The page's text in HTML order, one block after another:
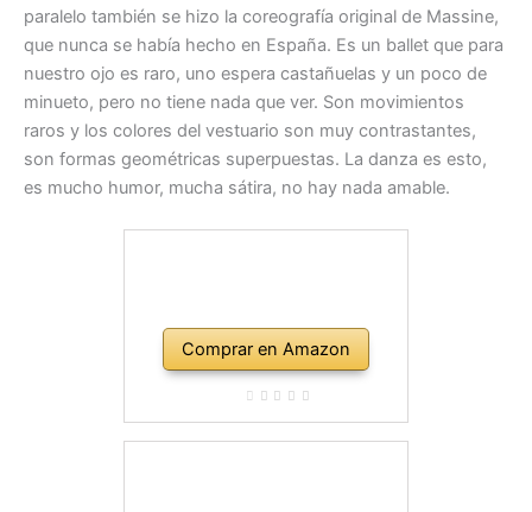
paralelo también se hizo la coreografía original de Massine,
que nunca se había hecho en España. Es un ballet que para
nuestro ojo es raro, uno espera castañuelas y un poco de
minueto, pero no tiene nada que ver. Son movimientos
raros y los colores del vestuario son muy contrastantes,
son formas geométricas superpuestas. La danza es esto,
es mucho humor, mucha sátira, no hay nada amable.
Comprar en Amazon